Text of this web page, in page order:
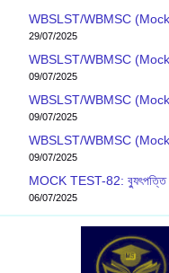
WBSLST/WBMSC (Mock
29/07/2025
WBSLST/WBMSC (Mock
09/07/2025
WBSLST/WBMSC (Mock
09/07/2025
WBSLST/WBMSC (Mock
09/07/2025
MOCK TEST-82:
06/07/2025